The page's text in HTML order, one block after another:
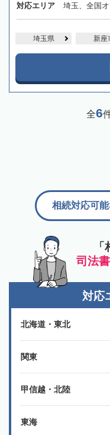
対応エリア 埼玉、全国
埼玉県 新座
全6
司法
相続対応可
対応
北海道・東北
関東
甲信越・北陸
東海